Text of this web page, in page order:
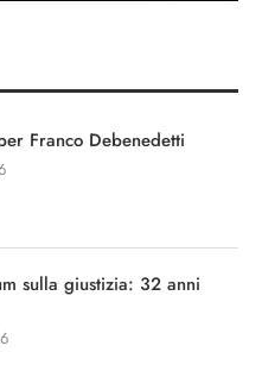
Franco Debenedetti
sulla giustizia: 32 anni